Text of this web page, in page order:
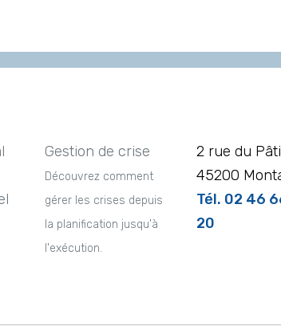
Gestion de crise
Découvrez comment
gérer les crises depuis
la planification jusqu'à
l'exécution.
2 rue du
45200
Tél. 02 46
20